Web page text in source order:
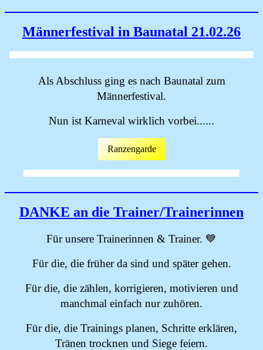
Männerfestival in Baunatal 21.02.26
Als Abschluss ging es nach Baunatal zum
Männerfestival.
Nun ist Karneval wirklich vorbei......
Ranzengarde
DANKE an die Trainer/Trainerinnen
Für unsere Trainerinnen & Trainer. 💙
Für die, die früher da sind und später gehen.
Für die, die zählen, korrigieren, motivieren und
manchmal einfach nur zuhören.
Für die, die Trainings planen, Schritte erklären,
Tränen trocknen und Siege feiern.